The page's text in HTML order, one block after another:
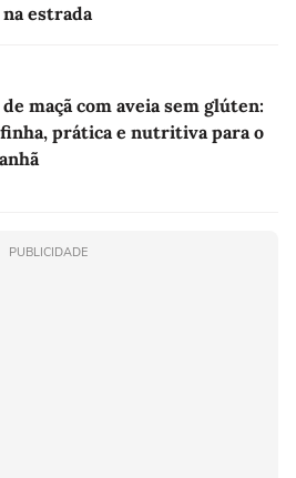
estrada
de maçã com aveia sem glúten:
prática e nutritiva para o
PUBLICIDADE